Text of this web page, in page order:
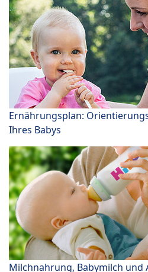
Ernährungsplan:
Ihres Babys
Milchnahrung, Babymilch und